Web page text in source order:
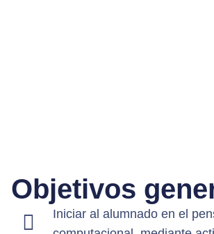
Objetivos
Iniciar al alumnado en el